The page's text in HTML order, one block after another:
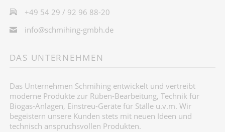
+49 54 29 / 92 96 88-20
info@schmihing-gmbh.de
DAS UNTERNEHMEN
Das Unternehmen Schmihing entwickelt und vertreibt
moderne Produkte zur Rüben-Bearbeitung, Technik für
Biogas-Anlagen, Einstreu-Geräte für Ställe u.v.m. Wir
begeistern unsere Kunden stets mit neuen Ideen und
technisch anspruchsvollen Produkten.